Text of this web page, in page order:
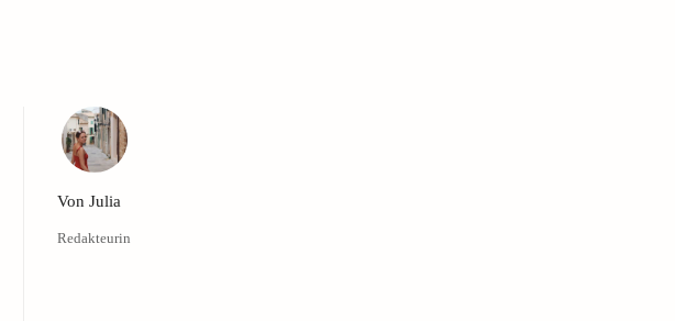
Von Julia
Redakteurin